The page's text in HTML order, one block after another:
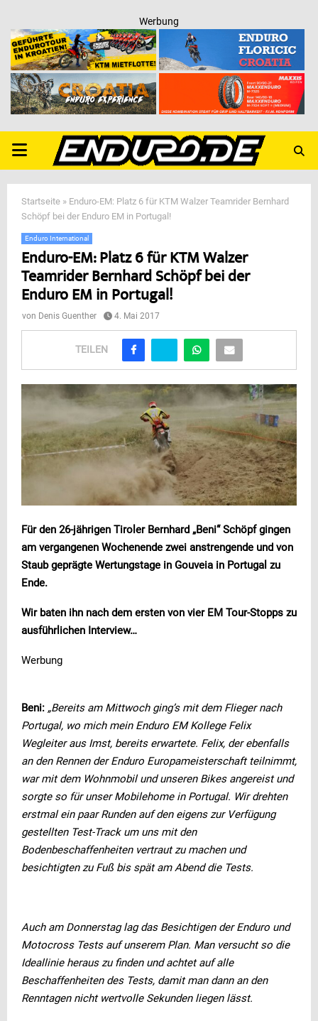
Werbung
PRIMARY
MENU
Startseite » Enduro-EM: Platz 6 für KTM Walzer Teamrider Bernhard
Schöpf bei der Enduro EM in Portugal!
Enduro International
Enduro-EM: Platz 6 für KTM Walzer
Teamrider Bernhard Schöpf bei der
Enduro EM in Portugal!
von Denis Guenther 4. Mai 2017
TEILEN
Für den 26-jährigen Tiroler Bernhard „Beni“ Schöpf gingen
am vergangenen Wochenende zwei anstrengende und von
Staub geprägte Wertungstage in Gouveia in Portugal zu
Ende.
Wir baten ihn nach dem ersten von vier EM Tour-Stopps zu
ausführlichen Interview…
Werbung
Beni: „Bereits am Mittwoch ging’s mit dem Flieger nach
Portugal, wo mich mein Enduro EM Kollege Felix
Wegleiter aus Imst, bereits erwartete. Felix, der ebenfalls
an den Rennen der Enduro Europameisterschaft teilnimmt,
war mit dem Wohnmobil und unseren Bikes angereist und
sorgte so für unser Mobilehome in Portugal. Wir drehten
erstmal ein paar Runden auf den eigens zur Verfügung
gestellten Test-Track um uns mit den
Bodenbeschaffenheiten vertraut zu machen und
besichtigten zu Fuß bis spät am Abend die Tests.
Auch am Donnerstag lag das Besichtigen der Enduro und
Motocross Tests auf unserem Plan. Man versucht so die
Ideallinie heraus zu finden und achtet auf alle
Beschaffenheiten des Tests, damit man dann an den
Renntagen nicht wertvolle Sekunden liegen lässt.